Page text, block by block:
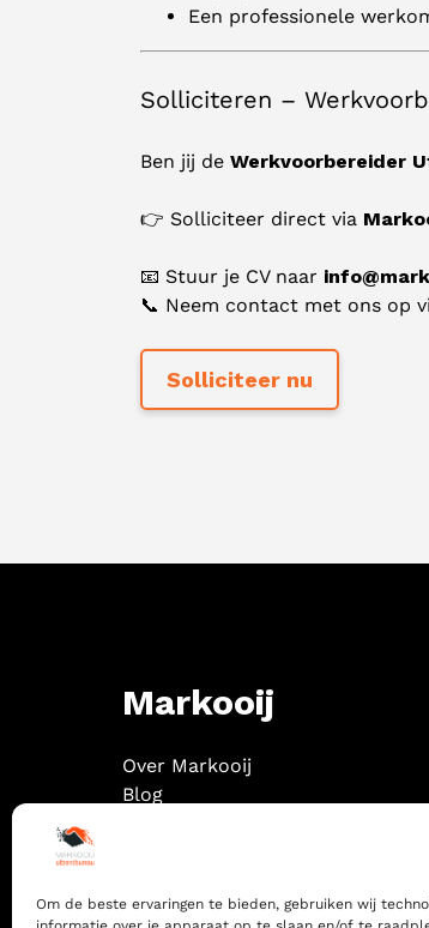
Om de beste ervaringen te bieden, gebruiken wij
Een professionele
Solliciteren –
Ben jij de Werkvoorbereider
👉 Solliciteer direct via
📧 Stuur je CV naar
📞 Neem contact met ons op
Markooij
Over Markooij
Blog